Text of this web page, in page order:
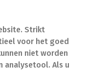
Strikt
voor het goed
niet worden
analysetool. Als u
van nood